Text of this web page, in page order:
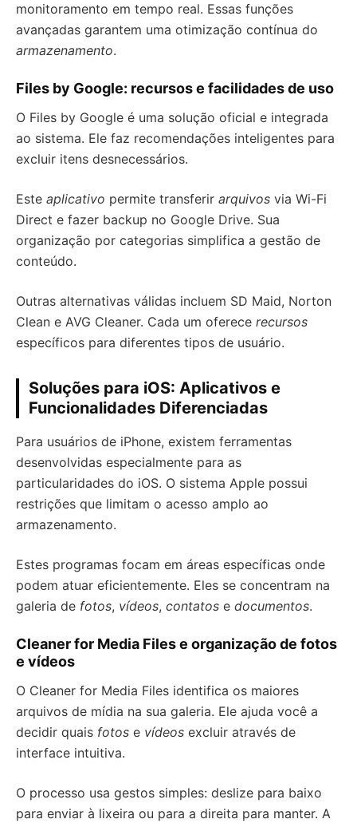
monitoramento em tempo real. Essas funções
avançadas garantem uma otimização contínua do
armazenamento.
Files by Google: recursos e facilidades de uso
O Files by Google é uma solução oficial e integrada
ao sistema. Ele faz recomendações inteligentes para
excluir itens desnecessários.
Este aplicativo permite transferir arquivos via Wi-Fi
Direct e fazer backup no Google Drive. Sua
organização por categorias simplifica a gestão de
conteúdo.
Outras alternativas válidas incluem SD Maid, Norton
Clean e AVG Cleaner. Cada um oferece recursos
específicos para diferentes tipos de usuário.
Soluções para iOS: Aplicativos e
Funcionalidades Diferenciadas
Para usuários de iPhone, existem ferramentas
desenvolvidas especialmente para as
particularidades do iOS. O sistema Apple possui
restrições que limitam o acesso amplo ao
armazenamento.
Estes programas focam em áreas específicas onde
podem atuar eficientemente. Eles se concentram na
galeria de fotos, vídeos, contatos e documentos.
Cleaner for Media Files e organização de fotos
e vídeos
O Cleaner for Media Files identifica os maiores
arquivos de mídia na sua galeria. Ele ajuda você a
decidir quais fotos e vídeos excluir através de
interface intuitiva.
O processo usa gestos simples: deslize para baixo
para enviar à lixeira ou para a direita para manter. A